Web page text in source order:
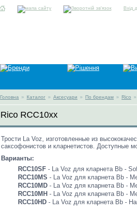
Вхід
Головна » Каталог » Аксесуари » По брендам » Rico »
Rico RCC10xx
Трости La Voz, изготовленные из
саксофонистов и кларнетистов. Доступные
Варианты:
RCC10SF - La Voz для кларнета Bb -
RCC10MS - La Voz для кларнета Bb -
RCC10MD - La Voz для кларнета Bb -
RCC10MH - La Voz для кларнета Bb -
RCC10HD - La Voz для кларнета Bb -